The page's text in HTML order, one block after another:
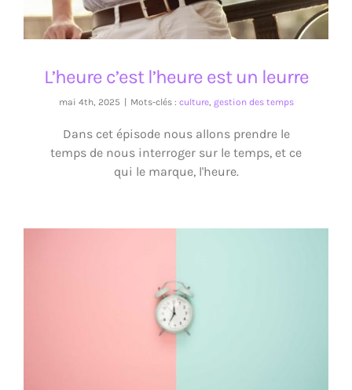
L’heure c’est l’heure est un leurre
mai 4th, 2025 Mots-clés : culture, gestion des temps
Dans cet épisode nous allons prendre le
temps de nous interroger sur le temps, et ce
qui le marque, l'heure.
Si le temps était compté